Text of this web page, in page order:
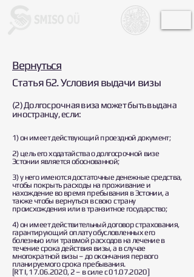
Вернуться
Статья 62. Условия выдачи визы
(2) Долгосрочная виза может быть выдана
иностранцу, если:
1) он имеет действующий проездной документ;
2) цель его ходатайства о долгосрочной визе
Эстонии является обоснованной;
3) у него имеются достаточные денежные средства,
чтобы покрыть расходы на проживание и
нахождение во время пребывания в Эстонии, а
также чтобы вернуться в свою страну
происхождения или в транзитное государство;
4) он имеет действительный договор страхования,
гарантирующий оплату обусловленных его
болезнью или травмой расходов на лечение в
течение срока действия визы, а в случае
многократной визы – до окончания первого
планируемого срока пребывания.
[RT I, 17.06.2020, 2 – в силе с 01.07.2020]